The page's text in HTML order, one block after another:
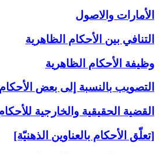
الأمارات والاصول
التنافي بين الأحكام الظاهرية
وظيفة الأحكام الظاهرية
التصويب بالنسبة إلى‏ بعض
القضية الحقيقية والخارجية
[تعلّق الأحكام بالعناوين الذهنيّة]